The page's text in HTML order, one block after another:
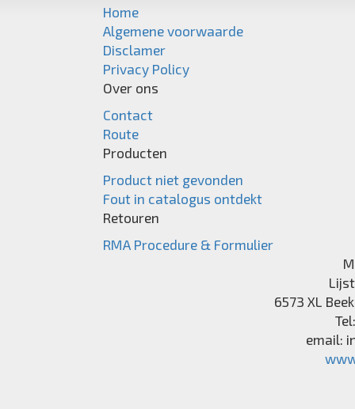
Home
Algemene voorwaarde
Disclamer
Privacy Policy
Over ons
Contact
Route
Producten
Product niet gevonden
Fout in catalogus ontdekt
Retouren
RMA Procedure & Formulier
6573 XL
email: